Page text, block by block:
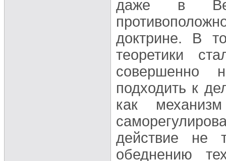
даже в
доктрине. В
теоретики
совершенно
подходить к
как
действие не
обеднению